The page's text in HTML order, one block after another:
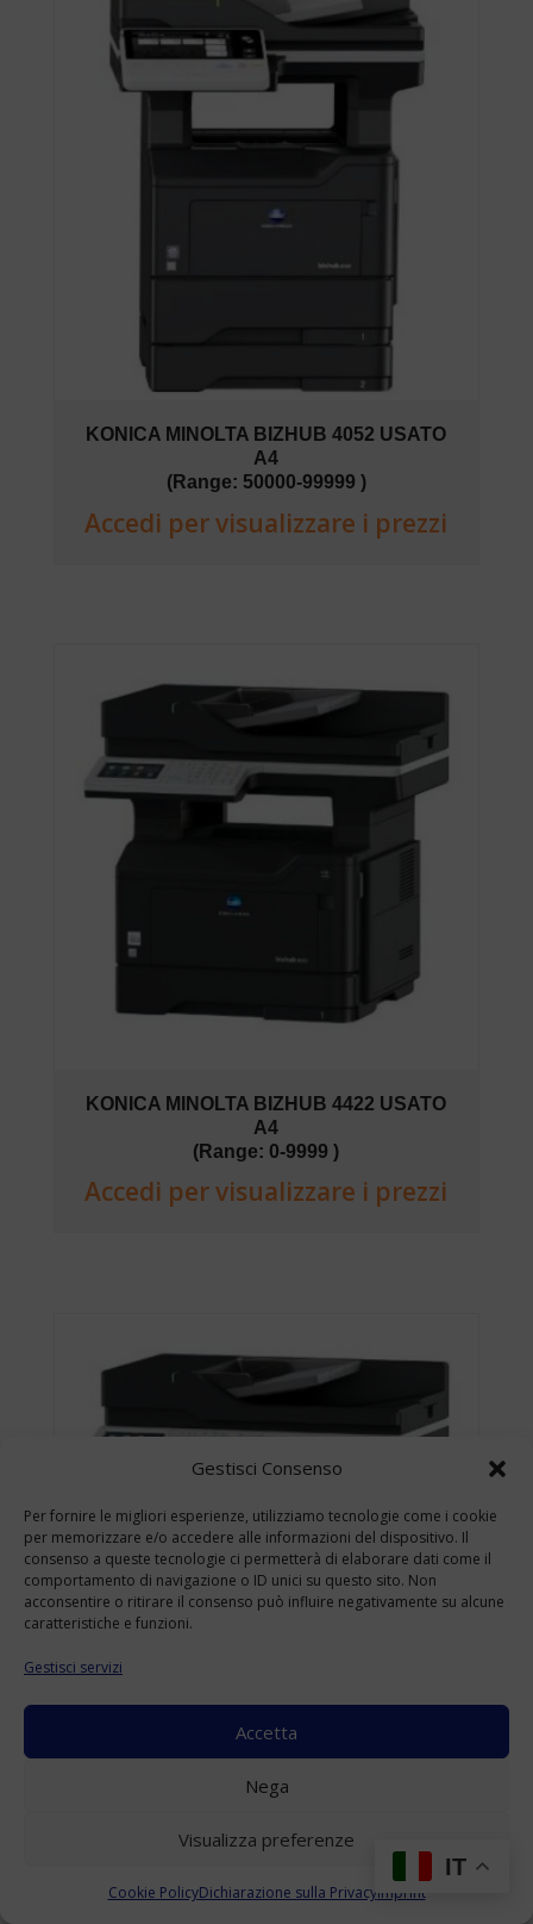
Gestisci Consenso
Per fornire le migliori esperienze, utilizziamo tecnologie come i cookie
per memorizzare e/o accedere alle informazioni del dispositivo. Il
consenso a queste tecnologie ci permetterà di elaborare dati come il
comportamento di navigazione o ID unici su questo sito. Non
acconsentire o ritirare il consenso può influire negativamente su alcune
caratteristiche e funzioni.
Gestisci servizi
Accetta
Nega
Visualizza preferenze
Cookie PolicyDichiarazione sulla PrivacyImprint
KONICA MINOLTA BIZHUB 4052 USATO
A4
(Range: 50000-99999 )
Accedi per visualizzare i prezzi
KONICA MINOLTA BIZHUB 4422 USATO
A4
(Range: 0-9999 )
Accedi per visualizzare i prezzi
A4
Accedi per visualizzare i prezziIT